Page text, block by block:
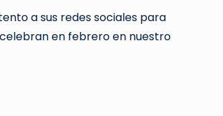
a sus redes sociales para
en febrero en nuestro